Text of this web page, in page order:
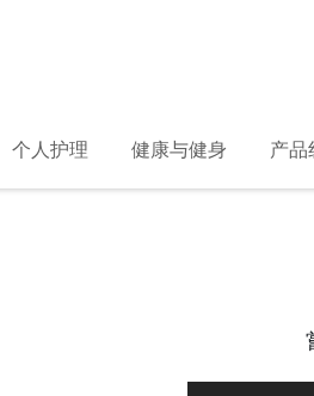
个人护理 健康与健身 产品